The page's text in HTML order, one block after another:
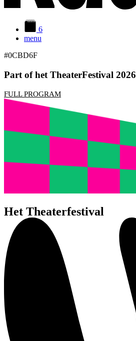
6
menu
#0CBD6F
Part of het TheaterFestival 2026
FULL PROGRAM
Het Theaterfestival